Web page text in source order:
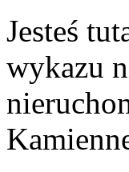
Jesteś
wykazu